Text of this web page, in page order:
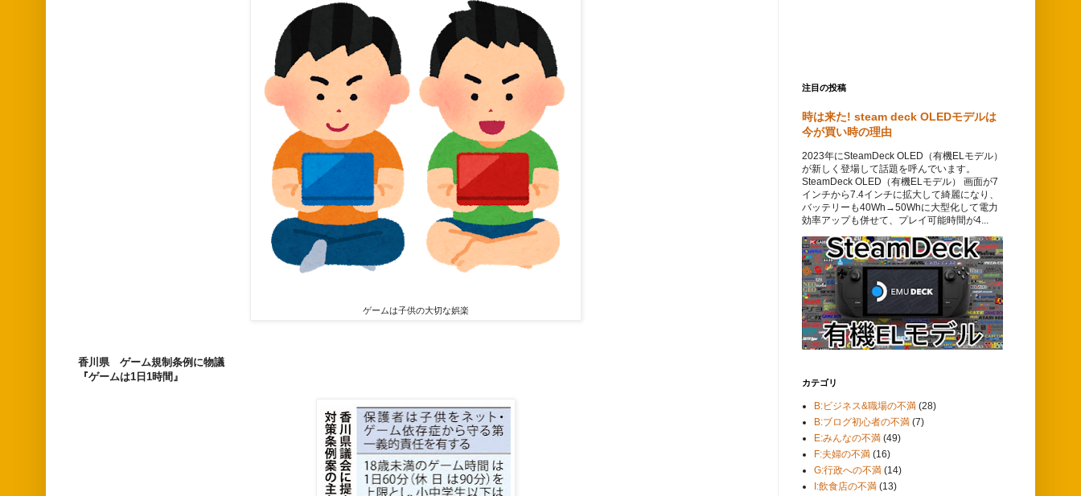
ゲームは子供の大切な娯楽
香川県 ゲーム規制条例に物議
『ゲームは1日1時間』
注目の投稿
時は来た! steam deck OLEDモデルは
今が買い時の理由
2023年にSteamDeck OLED（有機ELモデル）
が新しく登場して話題を呼んでいます。
SteamDeck OLED（有機ELモデル） 画面が7
インチから7.4インチに拡大して綺麗になり、
バッテリーも40Wh→50Whに大型化して電力
効率アップも併せて、プレイ可能時間が4...
カテゴリ
B:ビジネス&職場の不満 (28)
B:ブログ初心者の不満 (7)
E:みんなの不満 (49)
F:夫婦の不満 (16)
G:行政への不満 (14)
I:飲食店の不満 (13)